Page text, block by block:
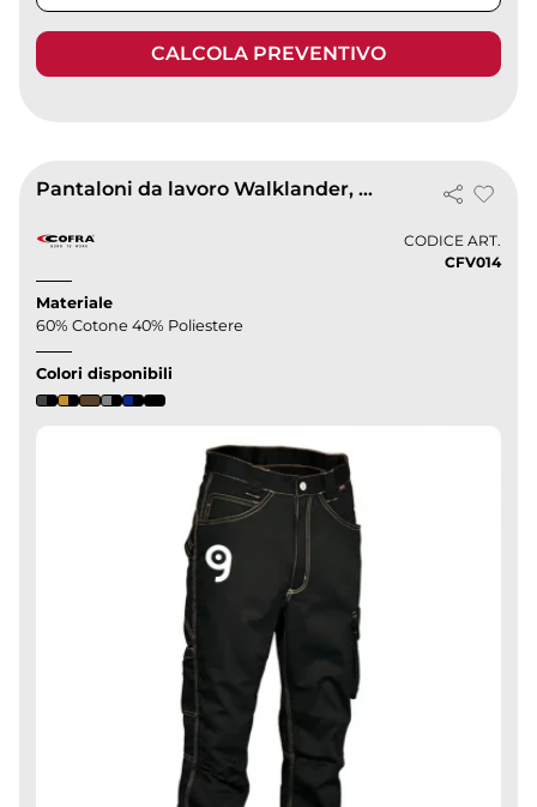
CALCOLA PREVENTIVO
Pantaloni da lavoro Walklander, resistenti con tasche multiuso
CODICE ART.
CFV014
Materiale
60% Cotone 40% Poliestere
Colori disponibili